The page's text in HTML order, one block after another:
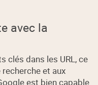
avec la
clés dans les URL, ce
et aux
est bien capable